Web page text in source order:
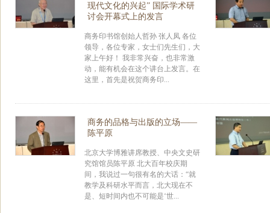
现代文化的兴起” 国际学术研
讨会开幕式上的发言
商务印书馆创始人哲孙 张人凤 各位
领导，各位专家，女士们先生们，大
家上午好！ 我非常兴奋，也非常激
动，能有机会在这个讲台上发言。在
这里，首先是祝贺商务印...
商务的品格与出版的立场——
陈平原
北京大学博雅讲席教授、中央文史研
究馆馆员陈平原 北大百年校庆期
间，我说过一句很有名的大话：“就
教学及科研水平而言，北大现在不
是、短时间内也不可能是‘世...